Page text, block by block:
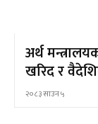
अर्थ
खरिद र
२०८३ साउन ५